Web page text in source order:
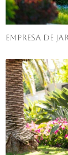
Empresa de